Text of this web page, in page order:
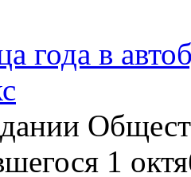
года в
1